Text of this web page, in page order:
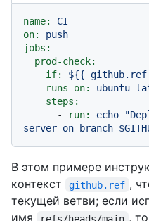
name:
CI
on:
push
jobs:
prod-check:
if:
${{ github.ref
runs-on:
ubuntu-
steps:
-
run: echo
server on branch
В этом примере
контекст
github.ref ,
текущей ветви; если
имя
refs/heads/main ,